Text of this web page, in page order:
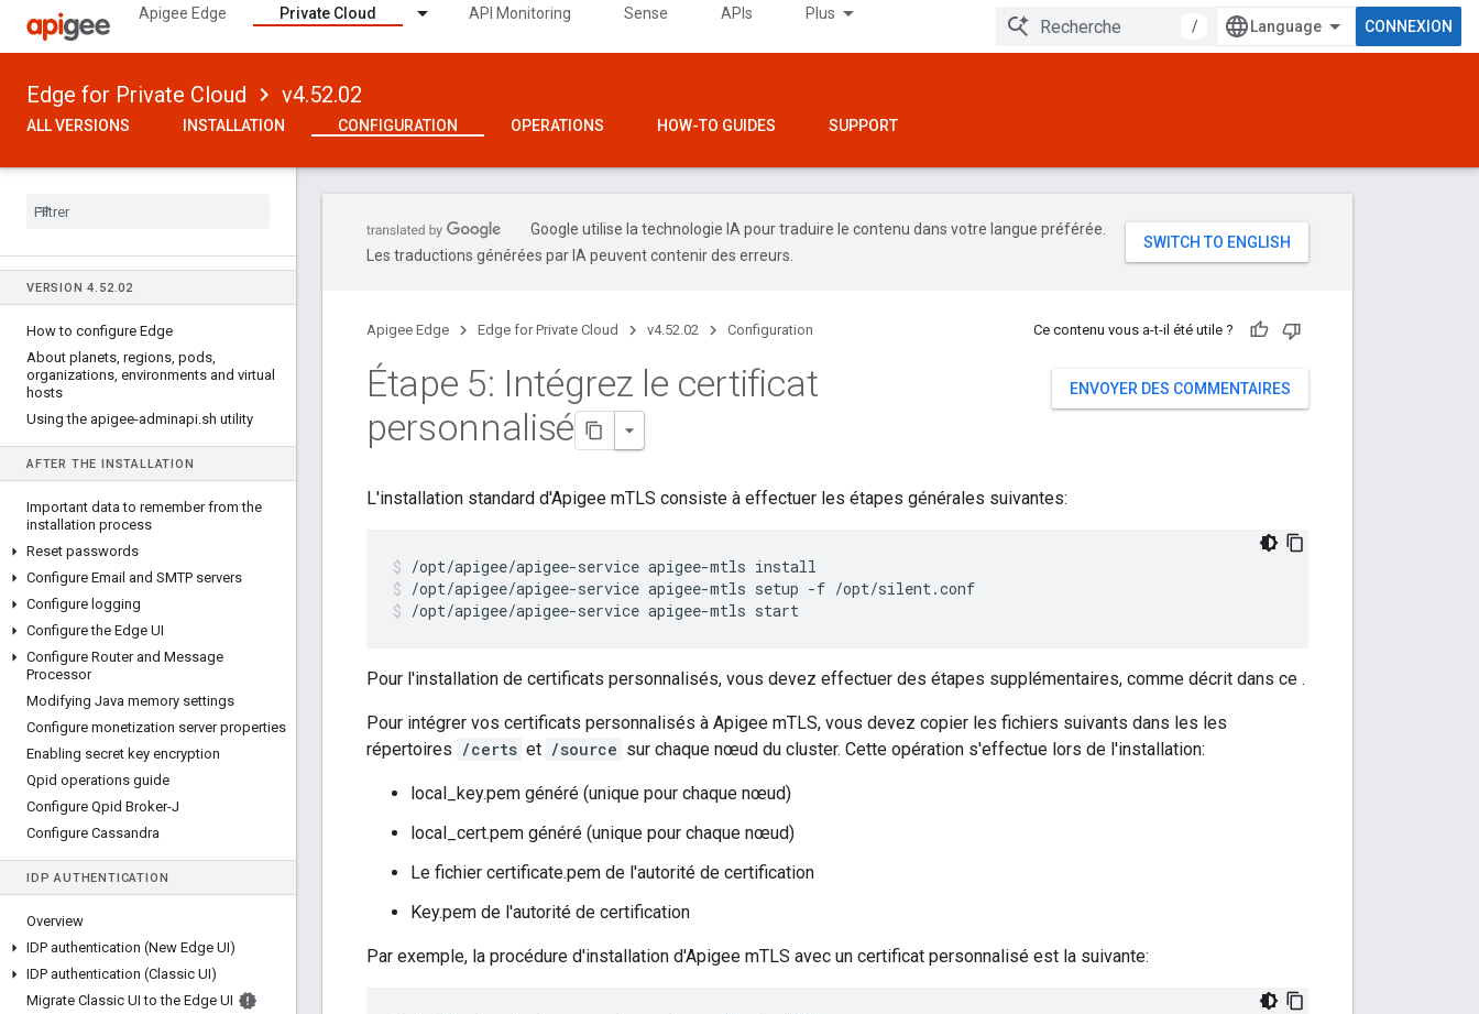
Apigee Edge Private Cloud API Monitoring Sense APIs Plus
/ CONNEXION
Edge for Private Cloud v4.52.02
ALL VERSIONS INSTALLATION CONFIGURATION OPERATIONS HOW-TO GUIDES SUPPORT
VERSION 4. 52.02
How to configure Edge
About planets, regions, pods,
organizations, environments and virtual
hosts
Using the apigee-adminapi.sh utility
AFTER THE INSTALLATION
Important data to remember from the
installation process
Reset passwords
Configure Email and SMTP servers
Configure logging
Configure the Edge UI
Configure Router and Message
Processor
Modifying Java memory settings
Configure monetization server properties
Enabling secret key encryption
Qpid operations guide
Configure Qpid Broker-J
Configure Cassandra
IDP AUTHENTICATION
Overview
IDP authentication (New Edge UI)
IDP authentication (Classic UI)
Migrate Classic UI to the Edge UI
Google utilise la technologie IA pour traduire le contenu dans votre langue préférée.
Les traductions générées par IA peuvent contenir des erreurs.
Apigee Edge Edge for Private Cloud v4.52.02 Configuration Ce contenu vous a-t-il été utile ?
ENVOYER DES COMMENTAIRES
Étape 5: Intégrez le certificat
personnalisé
L'installation standard d'Apigee mTLS consiste à effectuer les étapes générales suivantes:
/opt/apigee/apigee-service apigee-mtls setup -f /opt/silent.conf
/opt/apigee/apigee-service apigee-mtls start
Pour l'installation de certificats personnalisés, vous devez effectuer des étapes supplémentaires, comme décrit dans ce .
Pour intégrer vos certificats personnalisés à Apigee mTLS, vous devez copier les fichiers suivants dans les les
répertoires /certs et /source sur chaque nœud du cluster. Cette opération s'effectue lors de l'installation:
local_key.pem généré (unique pour chaque nœud)
local_cert.pem généré (unique pour chaque nœud)
Le fichier certificate.pem de l'autorité de certification
Key.pem de l'autorité de certification
Par exemple, la procédure d'installation d'Apigee mTLS avec un certificat personnalisé est la suivante: